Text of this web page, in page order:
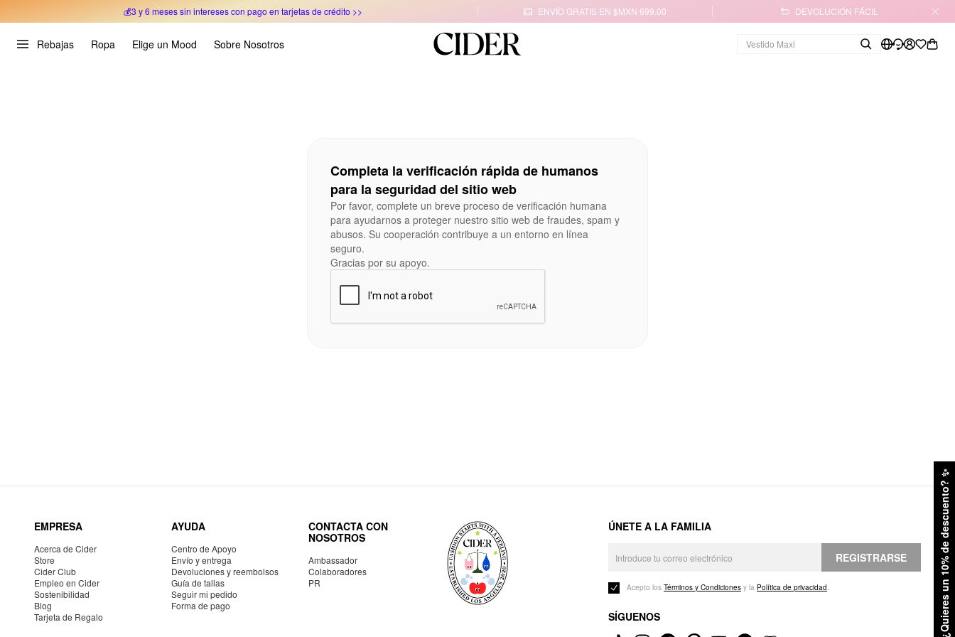
💰3 y 6 meses sin intereses con pago en tarjetas de crédito >>
ENVÍO GRATIS EN $MXN 699.00 DEVOLUCIÓN FÁCIL
Rebajas Ropa Elige un Mood Sobre Nosotros
¿Quieres un 10% de descuento?
✨
Completa la verificación rápida de humanos
para la seguridad del sitio web
Por favor, complete un breve proceso de verificación humana
para ayudarnos a proteger nuestro sitio web de fraudes, spam y
abusos. Su cooperación contribuye a un entorno en línea
seguro.
Gracias por su apoyo.
EMPRESA
Acerca de Cider
Store
Cider Club
Empleo en Cider
Sostenibilidad
Blog
Tarjeta de Regalo
AYUDA
Centro de Apoyo
Envío y entrega
Devoluciones y reembolsos
Guía de tallas
Seguir mi pedido
Forma de pago
CONTACTA CON
NOSOTROS
Ambassador
Colaboradores
PR
ÚNETE A LA FAMILIA
REGISTRARSE
Acepto los Términos y Condiciones y la Política de privacidad.
SÍGUENOS